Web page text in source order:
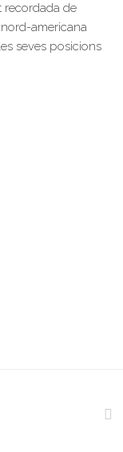
recordada de
americana
seves posicions